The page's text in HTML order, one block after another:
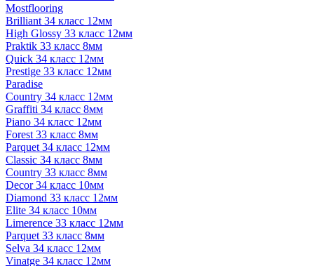
Mostflooring
Brilliant 34 класс 12мм
High Glossy 33 класс 12мм
Praktik 33 класс 8мм
Quick 34 класс 12мм
Prestige 33 класс 12мм
Paradise
Country 34 класс 12мм
Graffiti 34 класс 8мм
Piano 34 класс 12мм
Forest 33 класс 8мм
Parquet 34 класс 12мм
Classic 34 класс 8мм
Country 33 класс 8мм
Decor 34 класс 10мм
Diamond 33 класс 12мм
Elite 34 класс 10мм
Limerence 33 класс 12мм
Parquet 33 класс 8мм
Selva 34 класс 12мм
Vinatge 34 класс 12мм